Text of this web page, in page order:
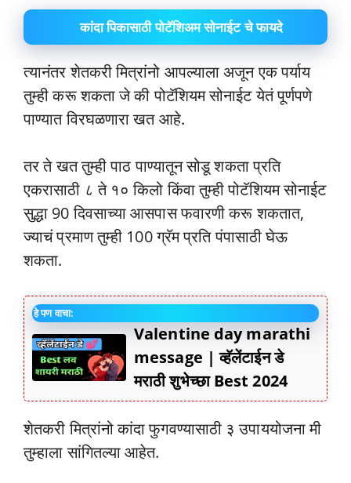
कांदा पिकासाठी पोटॅशिअम सोनाईट चे फायदे
त्यानंतर शेतकरी मित्रांनो आपल्याला अजून एक पर्याय
तुम्ही करू शकता जे की पोटॅशियम सोनाईट येतं पूर्णपणे
पाण्यात विरघळणारा खत आहे.
तर ते खत तुम्ही पाठ पाण्यातून सोडू शकता प्रति
एकरासाठी ८ ते १० किलो किंवा तुम्ही पोटॅशियम सोनाईट
सुद्धा 90 दिवसाच्या आसपास फवारणी करू शकतात,
ज्याचं प्रमाण तुम्ही 100 ग्रॅम प्रति पंपासाठी घेऊ
शकता.
हे पण वाचा:
Valentine day marathi
message | व्हॅलेंटाईन डे
मराठी शुभेच्छा Best 2024
शेतकरी मित्रांनो कांदा फुगवण्यासाठी ३ उपाययोजना मी
तुम्हाला सांगितल्या आहेत.